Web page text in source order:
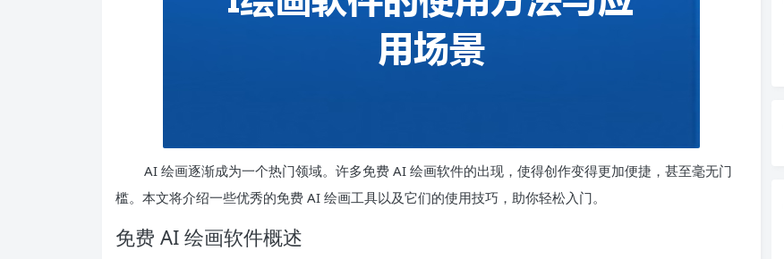
AI 绘画逐渐成为一个热门领域。许多免费 AI 绘画软件的出现，使得创作变得更加便捷，甚至毫无门
槛。本文将介绍一些优秀的免费 AI 绘画工具以及它们的使用技巧，助你轻松入门。
免费 AI 绘画软件概述